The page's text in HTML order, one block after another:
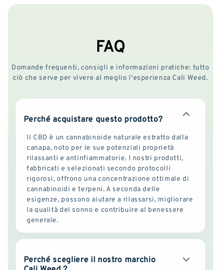
FAQ
Domande frequenti, consigli e informazioni pratiche: tutto
ciò che serve per vivere al meglio l'esperienza Cali Weed.
Perché acquistare questo prodotto?
Il CBD è un cannabinoide naturale estratto dalla
canapa, noto per le sue potenziali proprietà
rilassanti e antinfiammatorie. I nostri prodotti,
fabbricati e selezionati secondo protocolli
rigorosi, offrono una concentrazione ottimale di
cannabinoidi e terpeni. A seconda delle
esigenze, possono aiutare a rilassarsi, migliorare
la qualità del sonno e contribuire al benessere
generale.
Perché scegliere il nostro marchio